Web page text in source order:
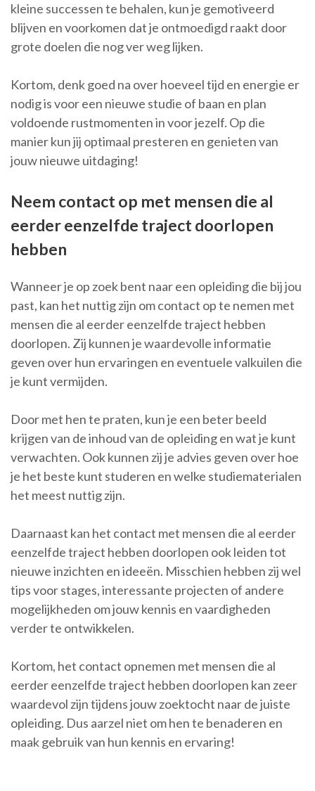
kleine successen te behalen, kun je gemotiveerd
blijven en voorkomen dat je ontmoedigd raakt door
grote doelen die nog ver weg lijken.
Kortom, denk goed na over hoeveel tijd en energie er
nodig is voor een nieuwe studie of baan en plan
voldoende rustmomenten in voor jezelf. Op die
manier kun jij optimaal presteren en genieten van
jouw nieuwe uitdaging!
Neem contact op met mensen die al
eerder eenzelfde traject doorlopen
hebben
Wanneer je op zoek bent naar een opleiding die bij jou
past, kan het nuttig zijn om contact op te nemen met
mensen die al eerder eenzelfde traject hebben
doorlopen. Zij kunnen je waardevolle informatie
geven over hun ervaringen en eventuele valkuilen die
je kunt vermijden.
Door met hen te praten, kun je een beter beeld
krijgen van de inhoud van de opleiding en wat je kunt
verwachten. Ook kunnen zij je advies geven over hoe
je het beste kunt studeren en welke studiematerialen
het meest nuttig zijn.
Daarnaast kan het contact met mensen die al eerder
eenzelfde traject hebben doorlopen ook leiden tot
nieuwe inzichten en ideeën. Misschien hebben zij wel
tips voor stages, interessante projecten of andere
mogelijkheden om jouw kennis en vaardigheden
verder te ontwikkelen.
Kortom, het contact opnemen met mensen die al
eerder eenzelfde traject hebben doorlopen kan zeer
waardevol zijn tijdens jouw zoektocht naar de juiste
opleiding. Dus aarzel niet om hen te benaderen en
maak gebruik van hun kennis en ervaring!